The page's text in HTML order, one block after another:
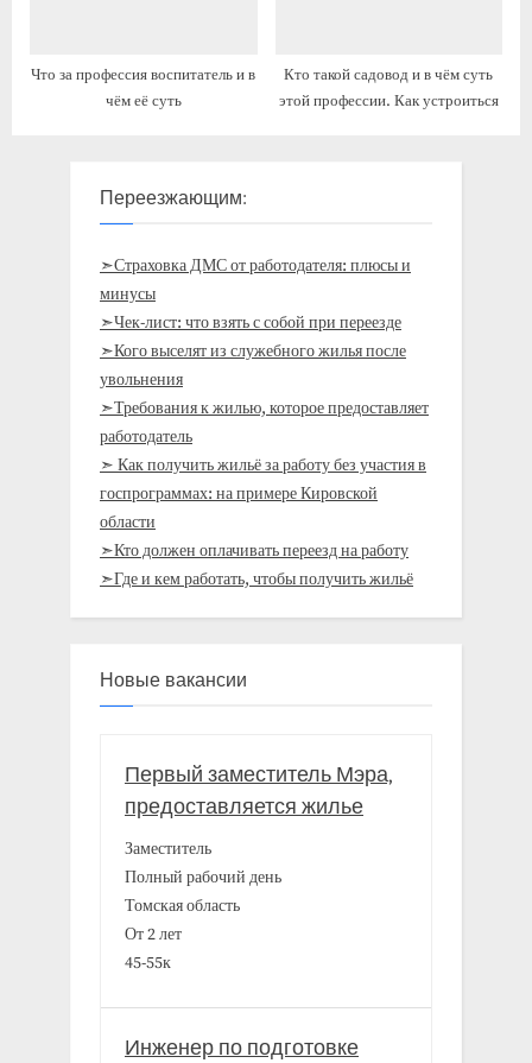
Что за профессия воспитатель и в
чём её суть
Кто такой садовод и в чём суть
этой профессии. Как устроиться
Переезжающим:
➣Страховка ДМС от работодателя: плюсы и
минусы
➣Чек-лист: что взять с собой при переезде
➣Кого выселят из служебного жилья после
увольнения
➣Требования к жилью, которое предоставляет
работодатель
➣ Как получить жильё за работу без участия в
госпрограммах: на примере Кировской
области
➣Кто должен оплачивать переезд на работу
➣Где и кем работать, чтобы получить жильё
Новые вакансии
Первый заместитель Мэра,
предоставляется жилье
Заместитель
Полный рабочий день
Томская область
От 2 лет
45-55к
Инженер по подготовке